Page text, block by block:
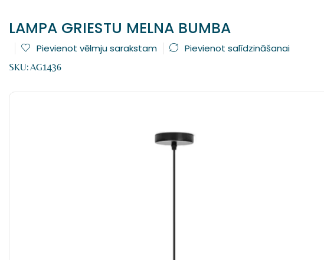
LAMPA GRIESTU MELNA BUMBA
Pievienot vēlmju sarakstam Pievienot salīdzināšanai
SKU:AG1436